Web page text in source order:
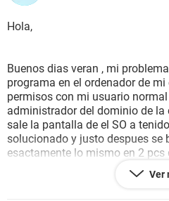
Hola,
Buenos dias veran , mi
programa en el ordenador de
permisos con mi usuario
administrador del dominio de la
sale la pantalla de el SO a
solucionado y justo despues se
esactamente lo mismo en 2
puede ser, si alguien sabe algo
Ver